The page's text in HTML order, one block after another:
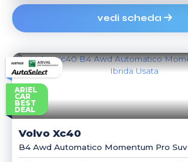
vedi scheda
ARIEL
CAR
BEST
DEAL
Volvo Xc40
B4 Awd Automatico Momentum Pro Suv